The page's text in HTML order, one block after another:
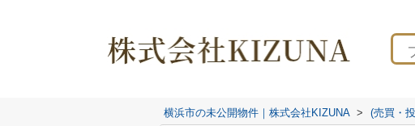
横浜市の未公開物件｜株式会社KIZUNA > (売買・